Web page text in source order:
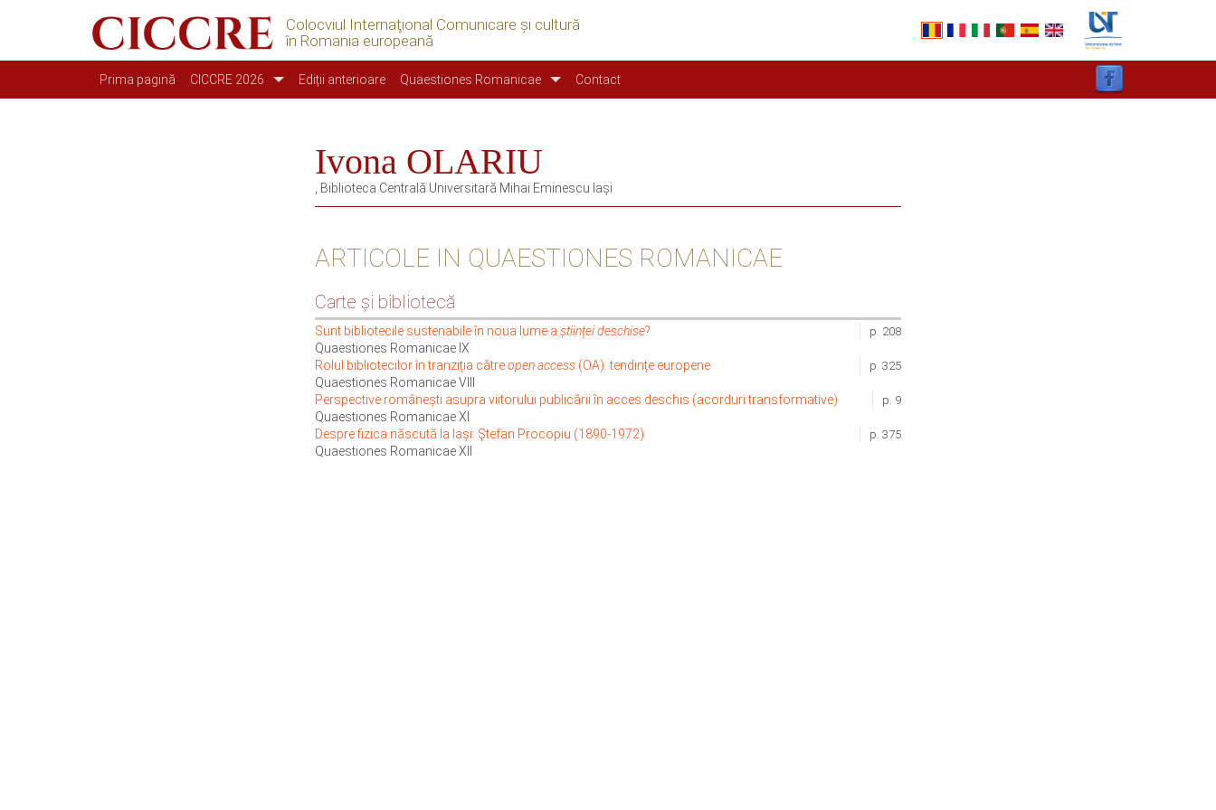
Colocviul Internaţional Comunicare şi cultură
în Romania europeană
Main navigation
Prima pagină CICCRE 2026 Ediții anterioare Quaestiones Romanicae Contact
Ivona OLARIU
, Biblioteca Centrală Universitară Mihai Eminescu Iași
ARTICOLE IN QUAESTIONES ROMANICAE
Carte și bibliotecă
p. 208
Sunt bibliotecile sustenabile în noua lume a științei deschise?
Quaestiones Romanicae IX
p. 325
Rolul bibliotecilor în tranziția cătreopen access (OA): tendințe europene
Quaestiones Romanicae VIII
p. 9
Perspective românești asupra viitorului publicării în acces deschis (acorduri transformative)
Quaestiones Romanicae XI
p. 375
Despre fizica născută la Iași: Ștefan Procopiu (1890-1972)
Quaestiones Romanicae XII